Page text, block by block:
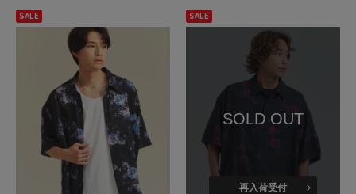
SALE SALE
SOLD OUT
再入荷受付